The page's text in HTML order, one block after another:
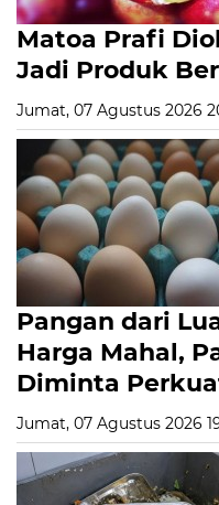
Matoa Prafi
Jadi Produk
Jumat, 07 Agustus 2026
Pangan dari
Harga Mahal,
Diminta
Jumat, 07 Agustus 2026